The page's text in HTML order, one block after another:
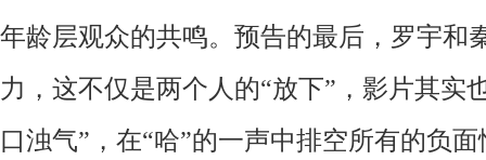
年龄层观众的共鸣。预告的最后，罗宇和
力，这不仅是两个人的“放下”，影片其实
口浊气”，在“哈”的一声中排空所有的负